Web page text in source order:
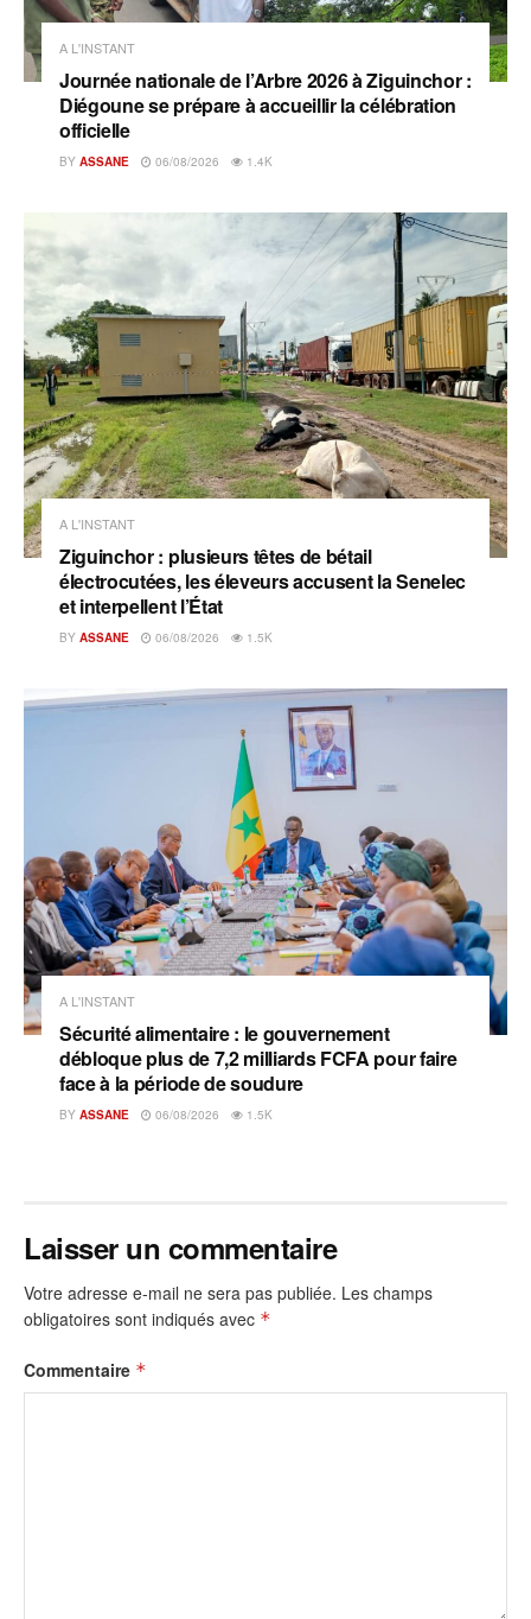
A L'INSTANT
Journée nationale de l’Arbre 2026 à Ziguinchor :
Diégoune se prépare à accueillir la célébration
officielle
BY ASSANE 06/08/2026 1.4K
A L'INSTANT
Ziguinchor : plusieurs têtes de bétail
électrocutées, les éleveurs accusent la Senelec
et interpellent l’État
BY ASSANE 06/08/2026 1.5K
A L'INSTANT
Sécurité alimentaire : le gouvernement
débloque plus de 7,2 milliards FCFA pour faire
face à la période de soudure
BY ASSANE 06/08/2026 1.5K
Laisser un commentaire
Votre adresse e-mail ne sera pas publiée. Les champs
obligatoires sont indiqués avec *
Commentaire *